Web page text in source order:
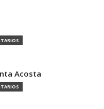
Acosta